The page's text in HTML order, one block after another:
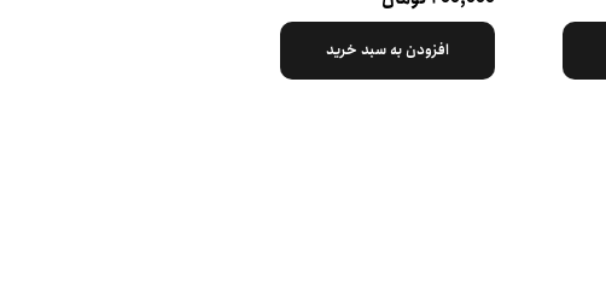
افزودن به سبد خرید